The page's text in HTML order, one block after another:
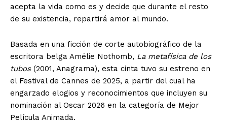
acepta la vida como es y decide que durante el resto
de su existencia, repartirá amor al mundo.
Basada en una ficción de corte autobiográfico de la
escritora belga Amélie Nothomb, La metafísica de los
tubos(2001, Anagrama), esta cinta tuvo su estreno en
el Festival de Cannes de 2025, a partir del cual ha
engarzado elogios y reconocimientos que incluyen su
nominación al Oscar 2026 en la categoría de Mejor
Película Animada.